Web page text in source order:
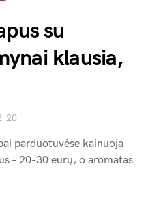
su
klausia,
20
parduotuvėse kainuoja
– 20-30 eurų, o aromatas